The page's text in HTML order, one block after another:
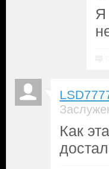
Я
Как